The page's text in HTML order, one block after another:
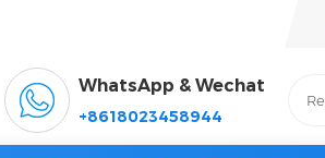
WhatsApp & Wechat
+8618023458944